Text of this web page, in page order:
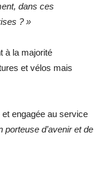
dans ces
? »
à la majorité
et vélos mais
engagée au service
porteuse d’avenir et de